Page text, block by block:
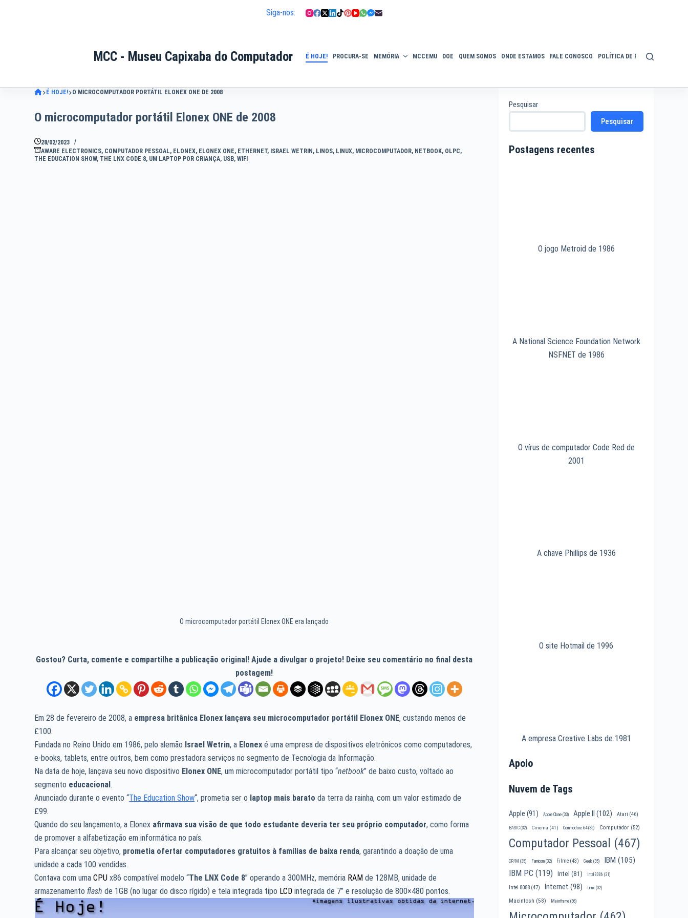
Siga-nos:
MCC - Museu Capixaba do Computador É HOJE! PROCURA-SE MEMÓRIA MCCEMU DOE QUEM SOMOS ONDE ESTAMOS FALE CONOSCO POLÍTICA DE PRIVACIDADE
É HOJE! O MICROCOMPUTADOR PORTÁTIL ELONEX ONE DE 2008
O microcomputador portátil Elonex ONE de 2008
28/02/2023
AWARE ELECTRONICS, COMPUTADOR PESSOAL, ELONEX, ELONEX ONE, ETHERNET, ISRAEL WETRIN , LINOS, LINUX, MICROCOMPUTADOR, NETBOOK, OLPC,
THE EDUCATION SHOW, THE LNX CODE 8, UM LAPTOP POR CRIANÇA, USB,WIFI
O microcomputador portátil Elonex ONE era lançado
Gostou? Curta, comente e compartilhe a publicação original! Ajude a divulgar o projeto! Deixe seu comentário no final desta
postagem!
Em 28 de fevereiro de 2008, a empresa britânica Elonex lançava seu microcomputador portátil Elonex ONE, custando menos de
£100.
Fundada no Reino Unido em 1986, pelo alemão Israel Wetrin, a Elonexé uma empresa de dispositivos eletrônicos como computadores,
e-books, tablets, entre outros, bem como prestadora serviços no segmento de Tecnologia da Informação.
Na data de hoje, lançava seu novo dispositivo Elonex ONE, um microcomputador portátil tipo “netbook” de baixo custo, voltado ao
segmento educacional.
Anunciado durante o evento “The Education Show“, prometia ser o laptop mais barato da terra da rainha, com um valor estimado de
£99.
Quando do seu lançamento, a Elonex afirmava sua visão de que todo estudante deveria ter seu próprio computador, como forma
de promover a alfabetização em informática no país.
Para alcançar seu objetivo, prometia ofertar computadores gratuitos à famílias de baixa renda, garantindo a doação de uma
unidade a cada 100 vendidas.
Contava com umaCPU x86 compatível modelo “The LNX Code 8” operando a 300MHz, memória RAM de 128MB, unidade de
armazenamentoflash de 1GB (no lugar do disco rígido) e tela integrada tipo LCD integrada de 7” e resolução de 800×480 pontos.
Pesquisar
Pesquisar
Postagens recentes
O jogo Metroid de 1986
A National Science Foundation Network
NSFNET de 1986
O vírus de computador Code Red de
2001
A chave Phillips de 1936
O site Hotmail de 1996
A empresa Creative Labs de 1981
Apoio
Nuvem de Tags
Apple (91) Apple Clone (33) Apple II (102) Atari (46)
BASIC (32) Cinema (41) Commodore 64(35) Computador (52)
Computador Pessoal (467)
CP/M (35) Famicom (32) Filme (43) Geek (35) IBM (105)
IBM PC (119) Intel (81) Intel 8086 (31)
Intel 8088 (47) Internet (98) Linux (32)
Macintosh (58) Mainframe (36)